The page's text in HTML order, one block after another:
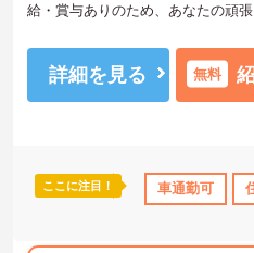
児所・育児補助 無資格OK
給・賞与ありのため、あなたの頑
問い合せください。
詳細を見る 無料
ここに注目！ 車通勤可